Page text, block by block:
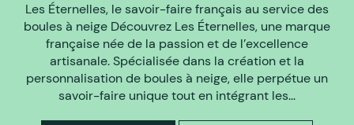
Les Éternelles, le savoir-faire français au service des
boules à neige Découvrez Les Éternelles, une marque
française née de la passion et de l’excellence
artisanale. Spécialisée dans la création et la
personnalisation de boules à neige, elle perpétue un
savoir-faire unique tout en intégrant les...